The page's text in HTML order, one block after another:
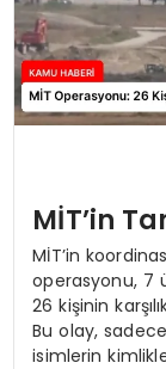
MİT’in
MİT’in
operasyonu, 7
26 kişinin
Bu olay,
isimlerin